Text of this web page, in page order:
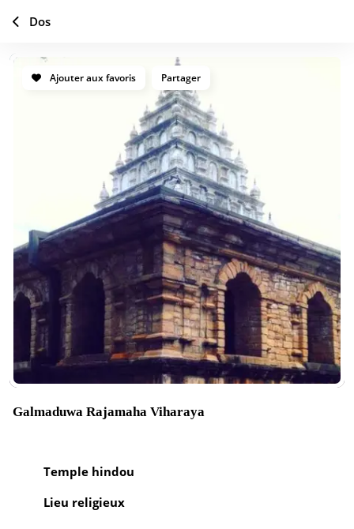
Ajouter aux favoris Partager
Galmaduwa Rajamaha Viharaya
Temple hindou
Lieu religieux
Dos